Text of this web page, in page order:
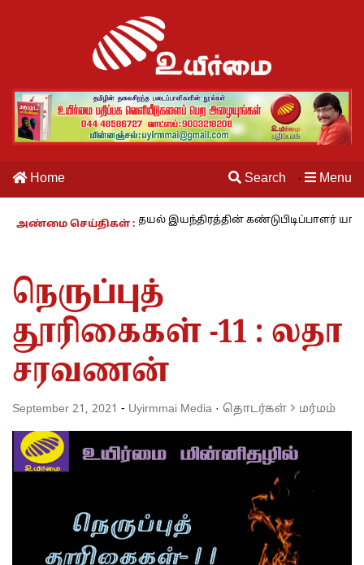
Home Search · Menu
அண்மை செய்திகள் :
– 27 : தையல் இயந்திரத்தின் கண்டுபிடிப்பாளர் யார்? -கார்குழலி
நெருப்புத்
தூரிகைகள் -11 : லதா
சரவணன்
September 21, 2021 - Uyirmmai Media · தொடர்கள் மர்மம்